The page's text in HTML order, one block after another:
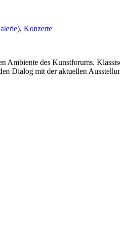
, Konzerte
Ambiente des Kunstforums.
Dialog mit der aktuellen